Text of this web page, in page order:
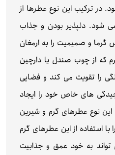
در ترکیب این نوع عطرها از
شود. دلپذیر بودن و جذاب
گرما و صمیمیت را به ارمغان
که از چوب صندل یا دارچین
را تقویت می کند و فضایی
های خاص خود را ایجاد
نوع عطرهای گرم و شیرین
با استفاده از این عطرهای گرم
به خود عمق و جذابیت